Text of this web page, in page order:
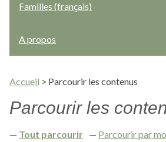
Familles (français)
A propos
Accueil > Parcourir les contenus
Parcourir les
Tout parcourir
Parcourir par